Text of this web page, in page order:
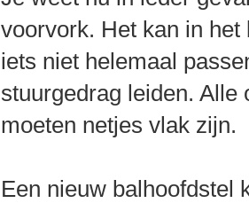
voorvork. Het kan in
iets niet helemaal
stuurgedrag leiden. Alle
moeten netjes vlak zijn.
Een nieuw balhoofdstel